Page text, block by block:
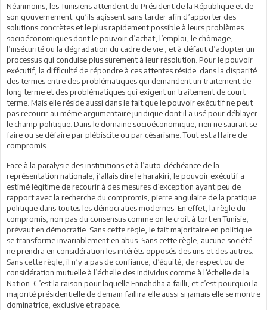
Néanmoins, les Tunisiens attendent du Président de la République et de
son gouvernement qu’ils agissent sans tarder afin d’apporter des
solutions concrètes et le plus rapidement possible à leurs problèmes
socioéconomiques dont le pouvoir d’achat, l’emploi, le chômage,
l’insécurité ou la dégradation du cadre de vie ; et à défaut d’adopter un
processus qui conduise plus sûrement à leur résolution. Pour le pouvoir
exécutif, la difficulté de répondre à ces attentes réside dans la disparité
des termes entre des problématiques qui demandent un traitement de
long terme et des problématiques qui exigent un traitement de court
terme. Mais elle réside aussi dans le fait que le pouvoir exécutif ne peut
pas recourir au même argumentaire juridique dont il a usé pour déblayer
le champ politique. Dans le domaine socioéconomique, rien ne saurait se
faire ou se défaire par plébiscite ou par césarisme. Tout est affaire de
compromis.
Face à la paralysie des institutions et à l’auto-déchéance de la
représentation nationale, j’allais dire le harakiri, le pouvoir exécutif a
estimé légitime de recourir à des mesures d’exception ayant peu de
rapport avec la recherche du compromis, pierre angulaire de la pratique
politique dans toutes les démocraties modernes. En effet, la règle du
compromis, non pas du consensus comme on le croit à tort en Tunisie,
prévaut en démocratie. Sans cette règle, le fait majoritaire en politique
se transforme invariablement en abus. Sans cette règle, aucune société
ne prendra en considération les intérêts opposés des uns et des autres.
Sans cette règle, il n’y a pas de confiance, d’équité, de respect ou de
considération mutuelle à l’échelle des individus comme à l’échelle de la
Nation. C’est la raison pour laquelle Ennahdha a failli, et c’est pourquoi la
majorité présidentielle de demain faillira elle aussi si jamais elle se montre
dominatrice, exclusive et rapace.